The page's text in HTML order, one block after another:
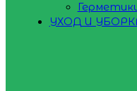
УХОД И